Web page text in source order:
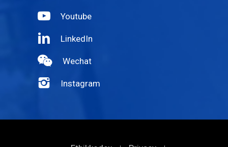
Youtube
LinkedIn
Wechat
Instagram